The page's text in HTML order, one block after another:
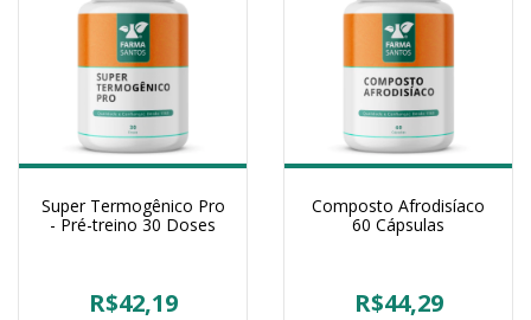
Super Termogênico Pro
- Pré-treino 30 Doses
R$42,19
Composto Afrodisíaco
60 Cápsulas
R$44,29